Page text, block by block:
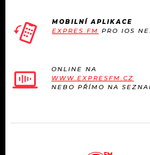
MOBILNÍ APLIKACE
EXPRES FM PRO IOS
ONLINE NA
WWW.EXPRESFM.CZ
NEBO PŘÍMO NA